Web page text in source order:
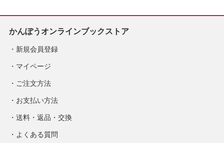
かんぽうオンラインブックストア
新規会員登録
マイページ
ご注文方法
お支払い方法
送料・返品・交換
よくある質問